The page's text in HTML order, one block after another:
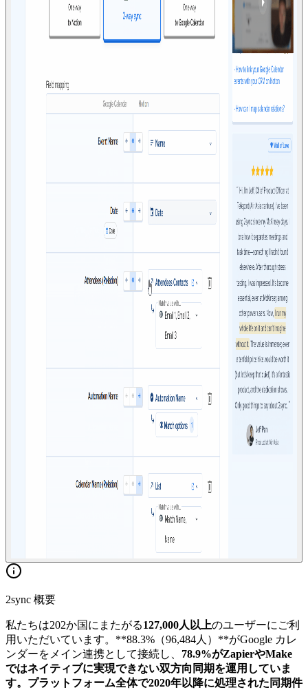
2sync 概要
私たちは202か国にまたがる127,000人以上のユーザーにご利
用いただいています。**88.3%（96,484人）**がGoogle カレ
ンダーをメイン連携として接続し、 78.9%がZapierやMake
ではネイティブに実現できない双方向同期を運用していま
す。プラットフォーム全体で2020年以降に処理された同期件